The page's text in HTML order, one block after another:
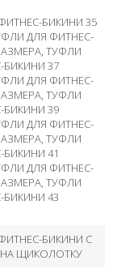
БИКИНИ 35
ДЛЯ ФИТНЕС-
, ТУФЛИ
37
ДЛЯ ФИТНЕС-
, ТУФЛИ
39
ДЛЯ ФИТНЕС-
, ТУФЛИ
41
ДЛЯ ФИТНЕС-
, ТУФЛИ
43
БИКИНИ С
ЩИКОЛОТКУ